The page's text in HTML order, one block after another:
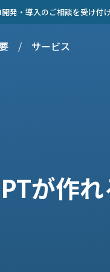
発・導入のご相談を受け付
/ サービス
が作